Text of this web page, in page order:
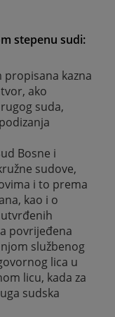
stepenu sudi:
propisana kazna
ako
suda,
Bosne i
sudove,
i to prema
kao i o
povrijeđena
službenog
lica u
licu, kada za
sudska